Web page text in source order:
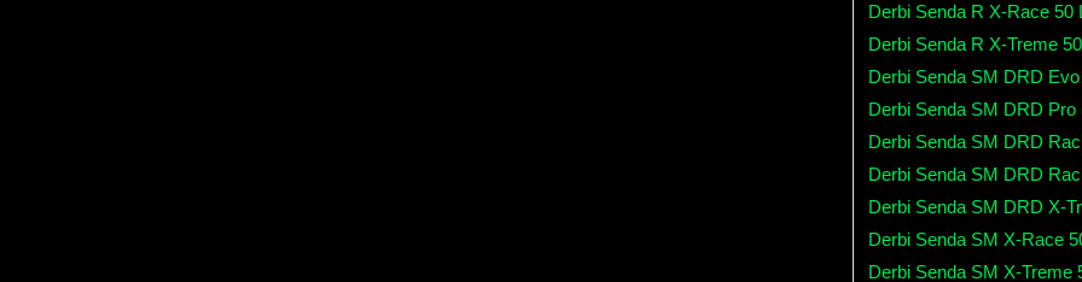
Derbi Senda R X-Race 50
Derbi Senda R X-Treme
Derbi Senda SM DRD
Derbi Senda SM DRD
Derbi Senda SM DRD
Derbi Senda SM DRD
Derbi Senda SM DRD X-
Derbi Senda SM X-Race
Derbi Senda SM X-Treme